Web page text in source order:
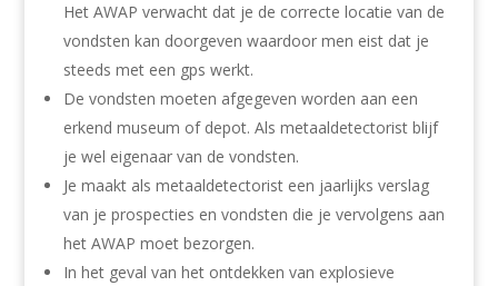
Het AWAP verwacht dat je de correcte locatie van de
vondsten kan doorgeven waardoor men eist dat je
steeds met een gps werkt.
De vondsten moeten afgegeven worden aan een
erkend museum of depot. Als metaaldetectorist blijf
je wel eigenaar van de vondsten.
Je maakt als metaaldetectorist een jaarlijks verslag
van je prospecties en vondsten die je vervolgens aan
het AWAP moet bezorgen.
In het geval van het ontdekken van explosieve